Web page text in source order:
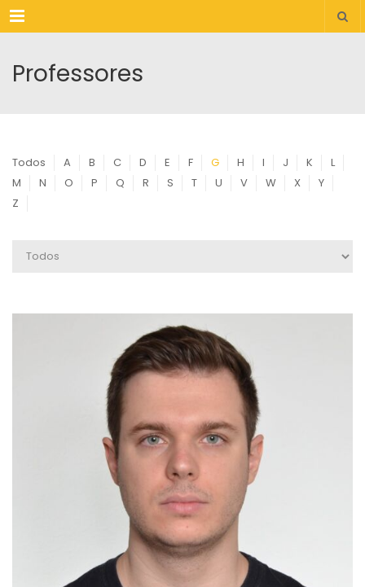
Menu
Professores
Todos A B C D E F G H I J K
L
M
N O P Q R S T U V W X
Y
Z